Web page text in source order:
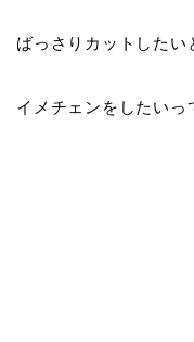
ばっさりカットしたい
イメチェンをしたい